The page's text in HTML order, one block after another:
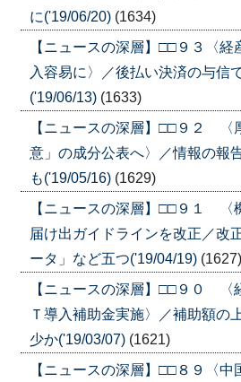
に('19/06/20) (1634)
【ニュースの深層】□□９３〈
入容易に〉／後払い決済の与信
('19/06/13) (1633)
【ニュースの深層】□□９２ 〈
意」の成分公表へ〉／情報の報
も('19/05/16) (1629)
【ニュースの深層】□□９１ 〈
届け出ガイドラインを改正／改
ータ」など五つ('19/04/19) (1627)
【ニュースの深層】□□９０ 〈
Ｔ導入補助金実施〉／補助額の
少か('19/03/07) (1621)
【ニュースの深層】□□８９〈